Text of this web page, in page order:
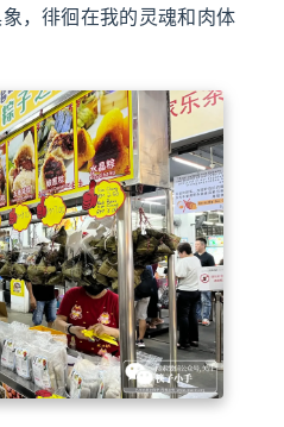
，徘徊在我的灵魂和肉体